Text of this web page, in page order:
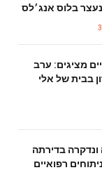
בלוס אנג׳לס
מציגים: ערב
בבית של אלי
בדירתה
רפואיים